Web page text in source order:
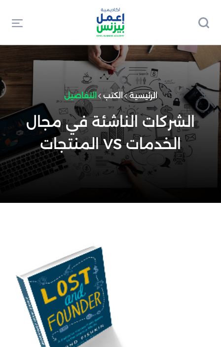
الرئيسية الكتب التفاصيل
الشركات الناشئة في مجال
الخدمات VS المنتجات